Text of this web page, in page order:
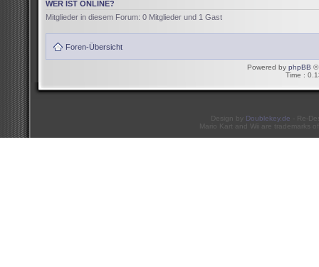
WER IST ONLINE?
Mitglieder in diesem Forum: 0 Mitglieder und 1 Gast
Foren-Übersicht
Powered by phpBB ©
Time :
Design by Doublekey.de - Re-
Mario Kart and Wii are trademarks